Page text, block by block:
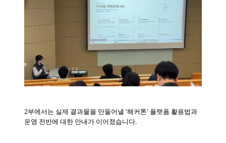
2부에서는 실제 결과물을 만들어낼 '해커톤' 플랫폼 활용법과
운영 전반에 대한 안내가 이어졌습니다.